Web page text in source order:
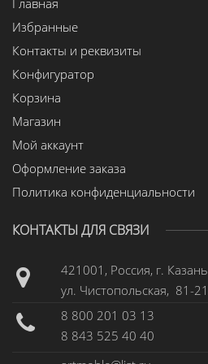
Избранные
Контакты и реквизиты
Конфигуратор
Корзина
Магазин
Мой аккаунт
Оформление заказа
Политика конфиденциальности
КОНТАКТЫ ДЛЯ СВЯЗИ
421001, Россия, г. Казань
ул. Чистопольская, 81-21
8 800 201 03 13
8 843 525 40 40